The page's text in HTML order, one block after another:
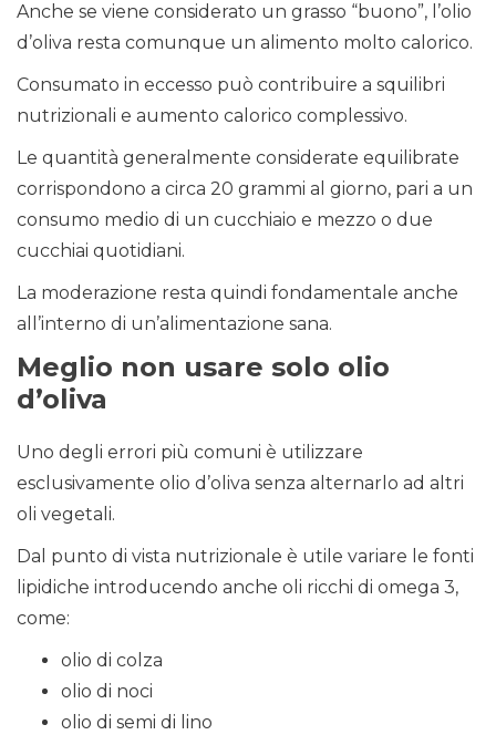
Anche se viene considerato un grasso “buono”, l’olio
d’oliva resta comunque un alimento molto calorico.
Consumato in eccesso può contribuire a squilibri
nutrizionali e aumento calorico complessivo.
Le quantità generalmente considerate equilibrate
corrispondono a circa 20 grammi al giorno, pari a un
consumo medio di un cucchiaio e mezzo o due
cucchiai quotidiani.
La moderazione resta quindi fondamentale anche
all’interno di un’alimentazione sana.
Meglio non usare solo olio
d’oliva
Uno degli errori più comuni è utilizzare
esclusivamente olio d’oliva senza alternarlo ad altri
oli vegetali.
Dal punto di vista nutrizionale è utile variare le fonti
lipidiche introducendo anche oli ricchi di omega 3,
come:
olio di colza
olio di noci
olio di semi di lino